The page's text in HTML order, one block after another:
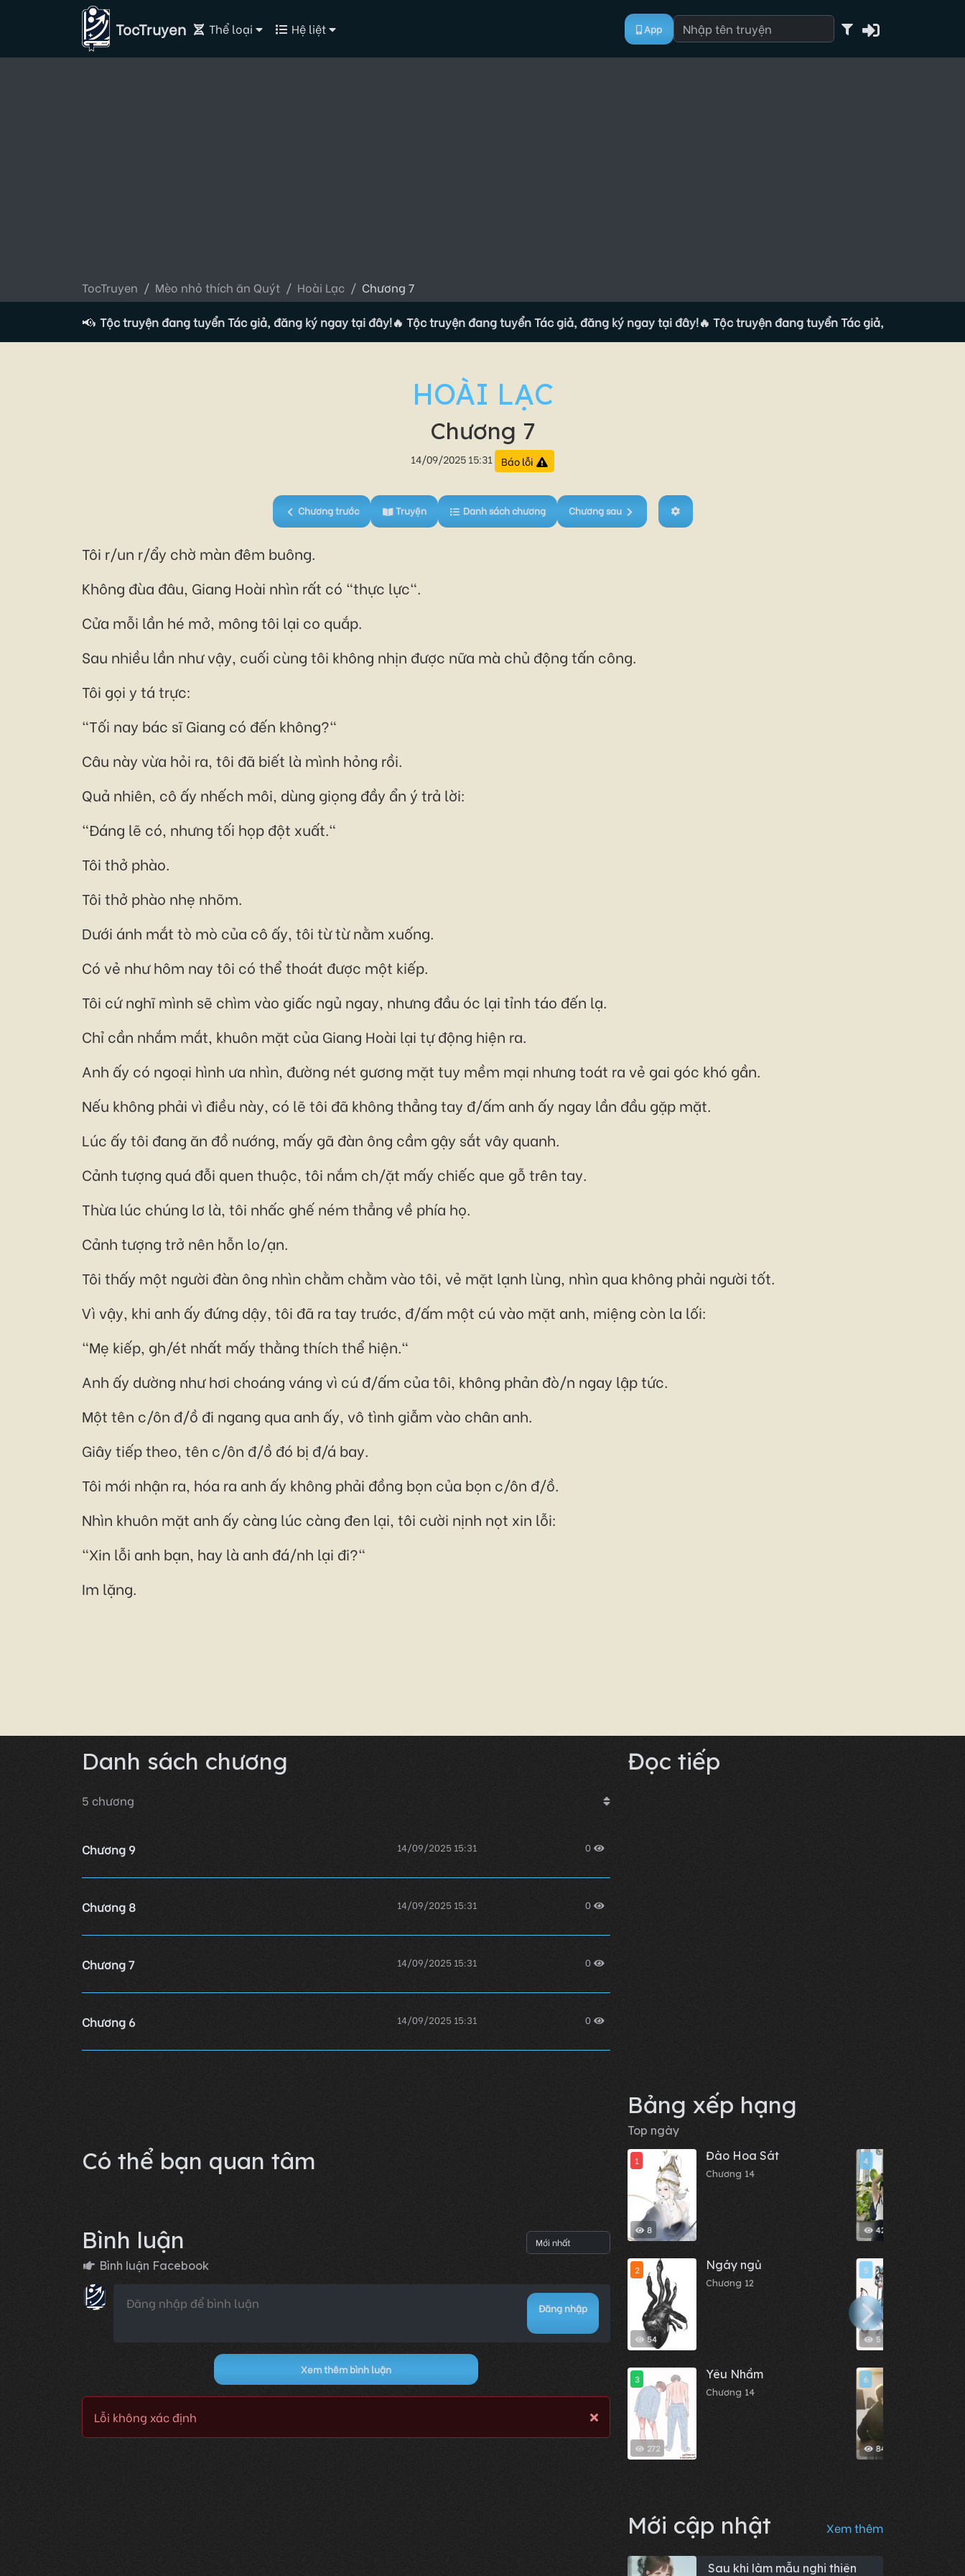
TocTruyen Thể loại Hệ liệt App
TocTruyen Mèo nhỏ thích ăn Quýt Hoài Lạc Chương 7
📢
🔥 Tộc truyện đang tuyển Tác giả, đăng ký ngay tại đây!🔥 Tộc truyện đang tuyển Tác giả, đăng ký ngay tại đây!🔥 Tộc truyện đang tuyển Tác giả, đăng ký ngay tại đây!
HOÀI LẠC
Chương 7
14/09/2025 15:31 Báo lỗi
Chương trước Truyện Danh sách chương Chương sau
Tôi r/un r/ẩy chờ màn đêm buông.
Không đùa đâu, Giang Hoài nhìn rất có "thực lực".
Cửa mỗi lần hé mở, mông tôi lại co quắp.
Sau nhiều lần như vậy, cuối cùng tôi không nhịn được nữa mà chủ động tấn công.
Tôi gọi y tá trực:
"Tối nay bác sĩ Giang có đến không?"
Câu này vừa hỏi ra, tôi đã biết là mình hỏng rồi.
Quả nhiên, cô ấy nhếch môi, dùng giọng đầy ẩn ý trả lời:
"Đáng lẽ có, nhưng tối họp đột xuất."
Tôi thở phào.
Tôi thở phào nhẹ nhõm.
Dưới ánh mắt tò mò của cô ấy, tôi từ từ nằm xuống.
Có vẻ như hôm nay tôi có thể thoát được một kiếp.
Tôi cứ nghĩ mình sẽ chìm vào giấc ngủ ngay, nhưng đầu óc lại tỉnh táo đến lạ.
Chỉ cần nhắm mắt, khuôn mặt của Giang Hoài lại tự động hiện ra.
Anh ấy có ngoại hình ưa nhìn, đường nét gương mặt tuy mềm mại nhưng toát ra vẻ gai góc khó gần.
Nếu không phải vì điều này, có lẽ tôi đã không thẳng tay đ/ấm anh ấy ngay lần đầu gặp mặt.
Lúc ấy tôi đang ăn đồ nướng, mấy gã đàn ông cầm gậy sắt vây quanh.
Cảnh tượng quá đỗi quen thuộc, tôi nắm ch/ặt mấy chiếc que gỗ trên tay.
Thừa lúc chúng lơ là, tôi nhấc ghế ném thẳng về phía họ.
Cảnh tượng trở nên hỗn lo/ạn.
Tôi thấy một người đàn ông nhìn chằm chằm vào tôi, vẻ mặt lạnh lùng, nhìn qua không phải người tốt.
Vì vậy, khi anh ấy đứng dậy, tôi đã ra tay trước, đ/ấm một cú vào mặt anh, miệng còn la lối:
"Mẹ kiếp, gh/ét nhất mấy thằng thích thể hiện."
Anh ấy dường như hơi choáng váng vì cú đ/ấm của tôi, không phản đò/n ngay lập tức.
Một tên c/ôn đ/ồ đi ngang qua anh ấy, vô tình giẫm vào chân anh.
Giây tiếp theo, tên c/ôn đ/ồ đó bị đ/á bay.
Tôi mới nhận ra, hóa ra anh ấy không phải đồng bọn của bọn c/ôn đ/ồ.
Nhìn khuôn mặt anh ấy càng lúc càng đen lại, tôi cười nịnh nọt xin lỗi:
"Xin lỗi anh bạn, hay là anh đá/nh lại đi?"
Im lặng.
Danh sách chương
5 chương
Chương 9 14/09/2025 15:31 0
Chương 8 14/09/2025 15:31 0
Chương 7 14/09/2025 15:31 0
Chương 6 14/09/2025 15:31 0
Có thể bạn quan tâm
Bình luận
Bình luận Facebook
Đăng nhập
Xem thêm bình luận
Lỗi không xác định
Đọc tiếp
Bảng xếp hạng
Top ngày
8
1 Đào Hoa Sát
Chương 14
54
2 Ngáy ngủ
Chương 12
272
3 Yêu Nhầm
Chương 14
421
4
5
5
84
6
Mới cập nhật Xem thêm
Sau khi làm mẫu nghi thiên